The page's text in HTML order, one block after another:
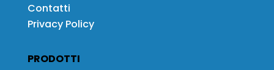
Contatti
Privacy Policy
PRODOTTI